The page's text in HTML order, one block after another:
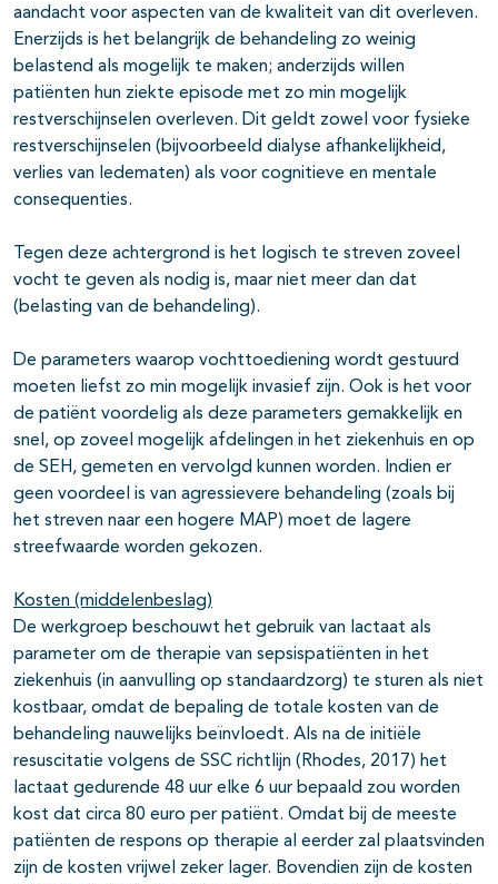
aandacht voor aspecten van de kwaliteit van dit overleven.
Enerzijds is het belangrijk de behandeling zo weinig
belastend als mogelijk te maken; anderzijds willen
patiënten hun ziekte episode met zo min mogelijk
restverschijnselen overleven. Dit geldt zowel voor fysieke
restverschijnselen (bijvoorbeeld dialyse afhankelijkheid,
verlies van ledematen) als voor cognitieve en mentale
consequenties.
Tegen deze achtergrond is het logisch te streven zoveel
vocht te geven als nodig is, maar niet meer dan dat
(belasting van de behandeling).
De parameters waarop vochttoediening wordt gestuurd
moeten liefst zo min mogelijk invasief zijn. Ook is het voor
de patiënt voordelig als deze parameters gemakkelijk en
snel, op zoveel mogelijk afdelingen in het ziekenhuis en op
de SEH, gemeten en vervolgd kunnen worden. Indien er
geen voordeel is van agressievere behandeling (zoals bij
het streven naar een hogere MAP) moet de lagere
streefwaarde worden gekozen.
Kosten (middelenbeslag)
De werkgroep beschouwt het gebruik van lactaat als
parameter om de therapie van sepsispatiënten in het
ziekenhuis (in aanvulling op standaardzorg) te sturen als niet
kostbaar, omdat de bepaling de totale kosten van de
behandeling nauwelijks beïnvloedt. Als na de initiële
resuscitatie volgens de SSC richtlijn (Rhodes, 2017) het
lactaat gedurende 48 uur elke 6 uur bepaald zou worden
kost dat circa 80 euro per patiënt. Omdat bij de meeste
patiënten de respons op therapie al eerder zal plaatsvinden
zijn de kosten vrijwel zeker lager. Bovendien zijn de kosten